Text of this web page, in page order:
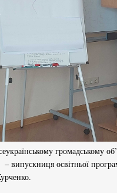
громадському
випускниця освітньої